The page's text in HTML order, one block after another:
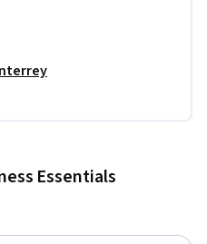
Essentials